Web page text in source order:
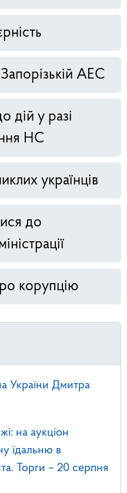
Запорізькій АЕС
дій у разі
НС
українців
до
корупцію
України Дмитра
на аукціон
їдальню в
Торги – 20 серпня